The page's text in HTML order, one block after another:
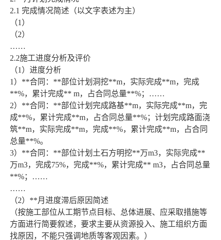
2.1 完成情况简述（以文字表述为主）
（1）
（2）
……
2.2施工进度分析及评价
（1）进度分析
1）**合同：**部位计划洞挖**m，实际完成**m，完成
**%，累计完成** m，占合同总量**%；……
2）**合同：**部位计划完成路基**m，实际完成**m，完
成**%，累计完成**m，占合同总量**%；计划完成路面浇
筑**m，实际完成**m，完成**%，累计完成**m，占合同
总量**%。
3）**合同：**部位计划土石方明挖**万m3，实际完成**
万m3，完成75%，完成**%，累计完成** m3，占合同总量
**%；……
……
（2）**月进度滞后原因简述
（按施工部位从工期节点目标、总体进展、应采取措施等
方面进行简要叙述，要求主要从资源投入、施工组织方面
找原因，不能只强调地质等客观因素。）